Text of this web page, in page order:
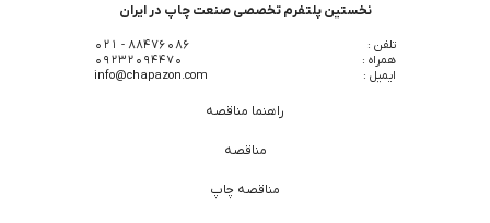
نخستین پلتفرم تخصصی صنعت چاپ در ایران
تلفن :
88476086 - 021
همراه :
09232094470
ایمیل :
info@chapazon.com
راهنما مناقصه
مناقصه
مناقصه چاپ